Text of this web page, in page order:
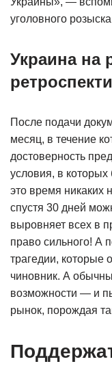
уголовного
Украина на
После подачи
месяц, в течение
достоверность
условия, в которых
это время никаких
спустя 30 дней
выровняет всех в
право сильного! А
трагедии, которые
чиновник. А
возможности — и
рынок, порождая